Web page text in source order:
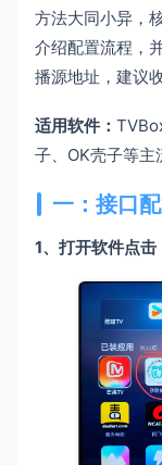
方法大同小异，
介绍配置流程，
播源地址，建议
适用软件：
子、OK壳子等主
一：接口
1、打开软件点击